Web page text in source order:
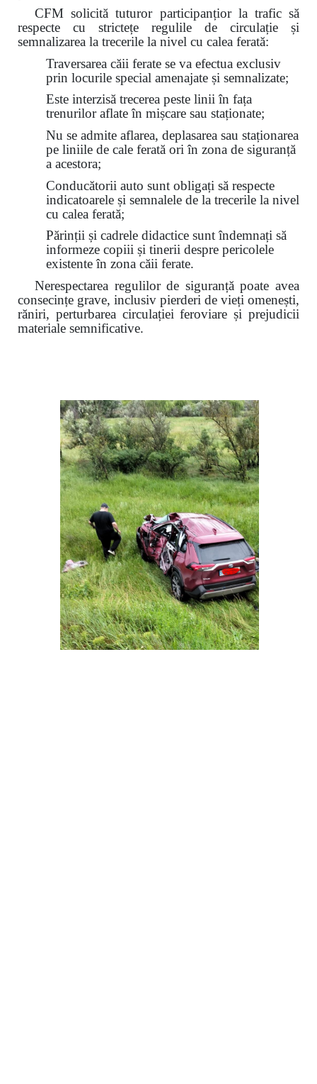
CFM solicită tuturor participanțior la trafic să
respecte cu strictețe regulile de circulație și
semnalizarea la trecerile la nivel cu calea ferată:
Traversarea căii ferate se va efectua exclusiv
prin locurile special amenajate și semnalizate;
Este interzisă trecerea peste linii în fața
trenurilor aflate în mișcare sau staționate;
Nu se admite aflarea, deplasarea sau staționarea
pe liniile de cale ferată ori în zona de siguranță
a acestora;
Conducătorii auto sunt obligați să respecte
indicatoarele și semnalele de la trecerile la nivel
cu calea ferată;
Părinții și cadrele didactice sunt îndemnați să
informeze copiii și tinerii despre pericolele
existente în zona căii ferate.
Nerespectarea regulilor de siguranță poate avea
consecințe grave, inclusiv pierderi de vieți omenești,
răniri, perturbarea circulației feroviare și prejudicii
materiale semnificative.